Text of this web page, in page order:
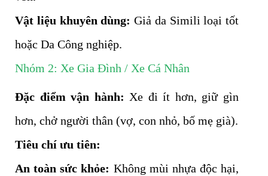
Vật liệu khuyên dùng: Giả da Simili loại tốt
hoặc Da Công nghiệp.
Nhóm 2: Xe Gia Đình / Xe Cá Nhân
Đặc điểm vận hành: Xe đi ít hơn, giữ gìn
hơn, chở người thân (vợ, con nhỏ, bố mẹ già).
Tiêu chí ưu tiên:
An toàn sức khỏe: Không mùi nhựa độc hại,